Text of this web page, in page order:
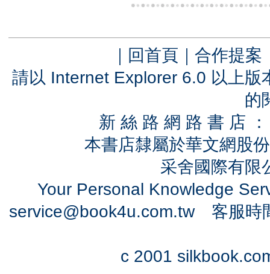
｜ 回首頁 ｜ 合作提案
請以 Internet Explorer 6.0 以上
的
新 絲 路 網 路 書 店
本書店隸屬於華文網股
采舍國際有
Your Personal Knowledge
service@book4u.com.tw客服時
c 2001